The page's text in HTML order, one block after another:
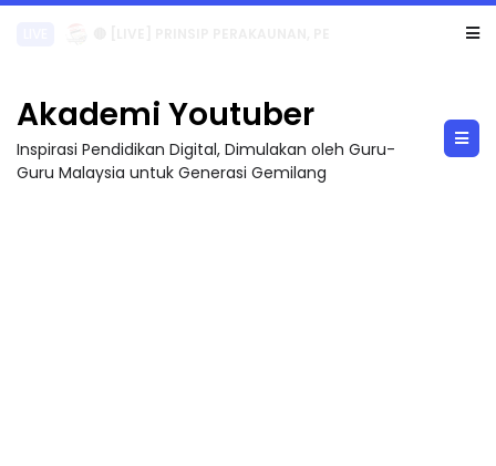
Akademi Youtuber
Inspirasi Pendidikan Digital, Dimulakan oleh Guru-
Guru Malaysia untuk Generasi Gemilang